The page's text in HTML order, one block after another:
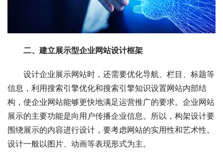
二、建立展示型企业网站设计框架
设计企业展示网站时，还需要优化导航、栏目、标题等
信息，利用搜索引擎优化和搜索引擎知识设置网站内部结
构，使企业网站能够更快地满足运营推广的要求。企业网站
展示的主要功能是向用户传播企业信息。所以，构架设计要
围绕展示的内容进行设计，要考虑网站的实用性和艺术性。
设计一般以图片、动画等表现形式为主。